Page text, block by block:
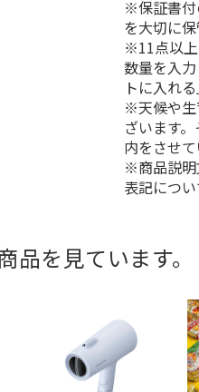
※保証書付
を大切に
※11点以
数量を入
トに入れ
※天候や生
ざいます
内をさせ
※商品説明
表記につ
を見ています。